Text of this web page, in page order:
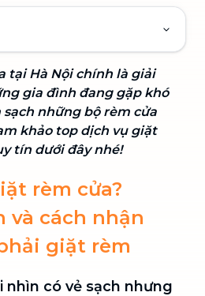
tại Hà Nội chính là giải
gia đình đang gặp khó
những bộ rèm cửa
khảo top dịch vụ giặt
tín dưới đây nhé!
rèm cửa?
và cách nhận
giặt rèm
nhìn có vẻ sạch nhưng